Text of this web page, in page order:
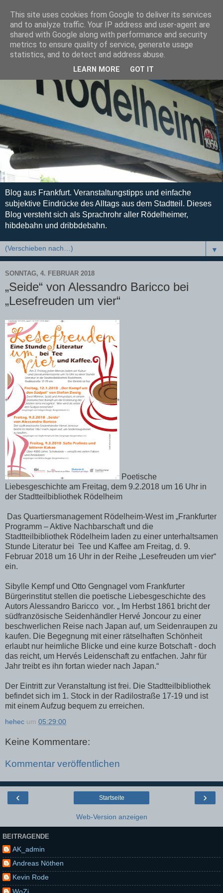
Blog aus Frankfurt. Veranstaltungstipps und einfache
subjektive Eindrücke des Alltags aus dem Stadtteil. Dieses
Blog versteht sich als Sprachrohr aller Rödelheimer,
hibdebahn und dribbdebahn.
▼
SONNTAG, 4. FEBRUAR 2018
„Seide“ von Alessandro Baricco bei
„Lesefreuden um vier“
Poetische
Liebesgeschichte am Freitag, dem 9.2.2018 um 16 Uhr in
der Stadtteilbibliothek Rödelheim
Das Quartiersmanagement Rödelheim-West im „Frankfurter
Programm – Aktive Nachbarschaft und die
Stadtteilbibliothek Rödelheim laden zu einer unterhaltsamen
Stunde Literatur bei Tee und Kaffee am Freitag, d. 9.
Februar 2018 um 16 Uhr in der Reihe „Lesefreuden um vier“
ein.
Sibylle Kempf und Otto Gengnagel vom Frankfurter
Bürgerinstitut stellen die poetische Liebesgeschichte des
Autors Alessandro Baricco vor. „ Im Herbst 1861 bricht der
südfranzösische Seidenhändler Hervé Joncour zu einer
beschwerlichen Reise nach Japan auf, um Seidenraupen zu
kaufen. Die Begegnung mit einer rätselhaften Schönheit
erlaubt nur heimliche Blicke und eine kurze Botschaft - doch
das reicht, um Hervés Leidenschaft zu entfachen. Jahr für
Jahr treibt es ihn fortan wieder nach Japan.“
Der Eintritt zur Veranstaltung ist frei. Die Stadtteilbibliothek
befindet sich im 1. Stock in der Radilostraße 17-19 und ist
mit einem Aufzug bequem zu erreichen.
hehec um 05:29:00
Keine Kommentare:
Kommentar veröffentlichen
‹ ›
Startseite
Web-Version anzeigen
BEITRAGENDE
AK_admin
Andreas Nöthen
Kevin Rode
WoZi
This site uses cookies from Google to deliver its services
and to analyze traffic. Your IP address and user-agent are
shared with Google along with performance and security
metrics to ensure quality of service, generate usage
statistics, and to detect and address abuse.
LEARN MORE GOT IT